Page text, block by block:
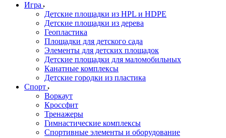
Игра
Детские площадки из HPL и HDPE
Детские площадки из дерева
Геопластика
Площадки для детского сада
Элементы для детских площадок
Детские площадки для маломобильных
Канатные комплексы
Детские городки из пластика
Спорт
Воркаут
Кроссфит
Тренажеры
Гимнастические комплексы
Спортивные элементы и оборудование